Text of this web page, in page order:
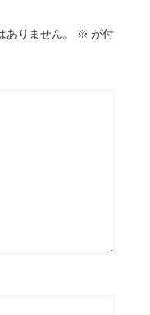
りません。 ※ が付